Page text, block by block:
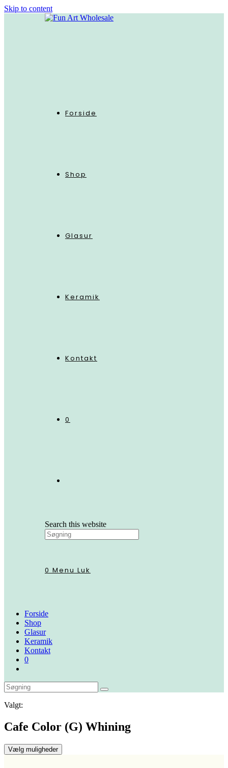
Skip to content
Forside
Shop
Glasur
Keramik
Kontakt
0
Search this website
0 Menu Luk
Forside
Shop
Glasur
Keramik
Kontakt
0
Valgt:
Cafe Color (G) Whining
Vælg muligheder